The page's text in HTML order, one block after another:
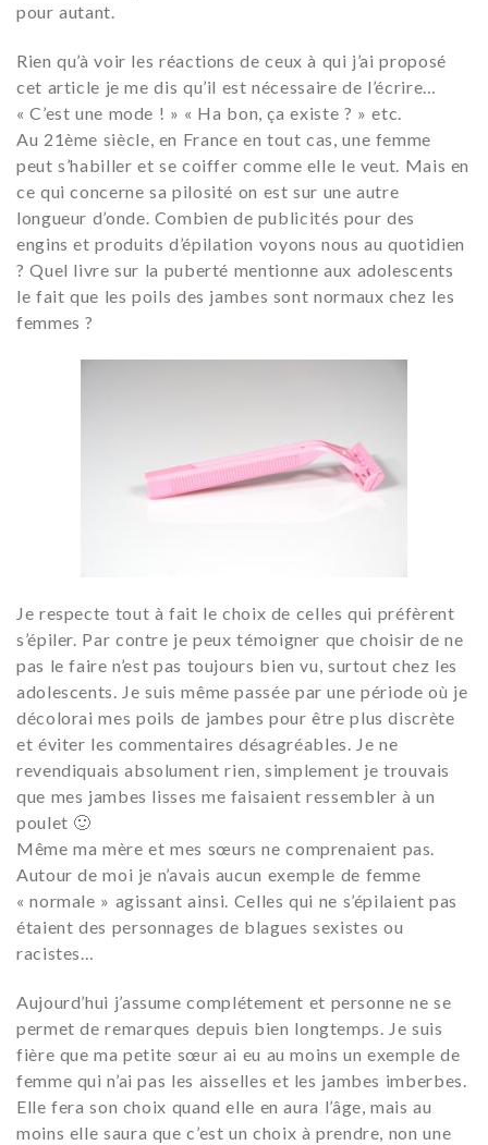
pour autant.
Rien qu’à voir les réactions de ceux à qui j’ai proposé
cet article je me dis qu’il est nécessaire de l’écrire…
« C’est une mode ! » « Ha bon, ça existe ? » etc.
Au 21ème siècle, en France en tout cas, une femme
peut s’habiller et se coiffer comme elle le veut. Mais en
ce qui concerne sa pilosité on est sur une autre
longueur d’onde. Combien de publicités pour des
engins et produits d’épilation voyons nous au quotidien
? Quel livre sur la puberté mentionne aux adolescents
le fait que les poils des jambes sont normaux chez les
femmes ?
Je respecte tout à fait le choix de celles qui préfèrent
s’épiler. Par contre je peux témoigner que choisir de ne
pas le faire n’est pas toujours bien vu, surtout chez les
adolescents. Je suis même passée par une période où je
décolorai mes poils de jambes pour être plus discrète
et éviter les commentaires désagréables. Je ne
revendiquais absolument rien, simplement je trouvais
que mes jambes lisses me faisaient ressembler à un
poulet 🙂
Même ma mère et mes sœurs ne comprenaient pas.
Autour de moi je n’avais aucun exemple de femme
« normale » agissant ainsi. Celles qui ne s’épilaient pas
étaient des personnages de blagues sexistes ou
racistes…
Aujourd’hui j’assume complétement et personne ne se
permet de remarques depuis bien longtemps. Je suis
fière que ma petite sœur ai eu au moins un exemple de
femme qui n’ai pas les aisselles et les jambes imberbes.
Elle fera son choix quand elle en aura l’âge, mais au
moins elle saura que c’est un choix à prendre, non une